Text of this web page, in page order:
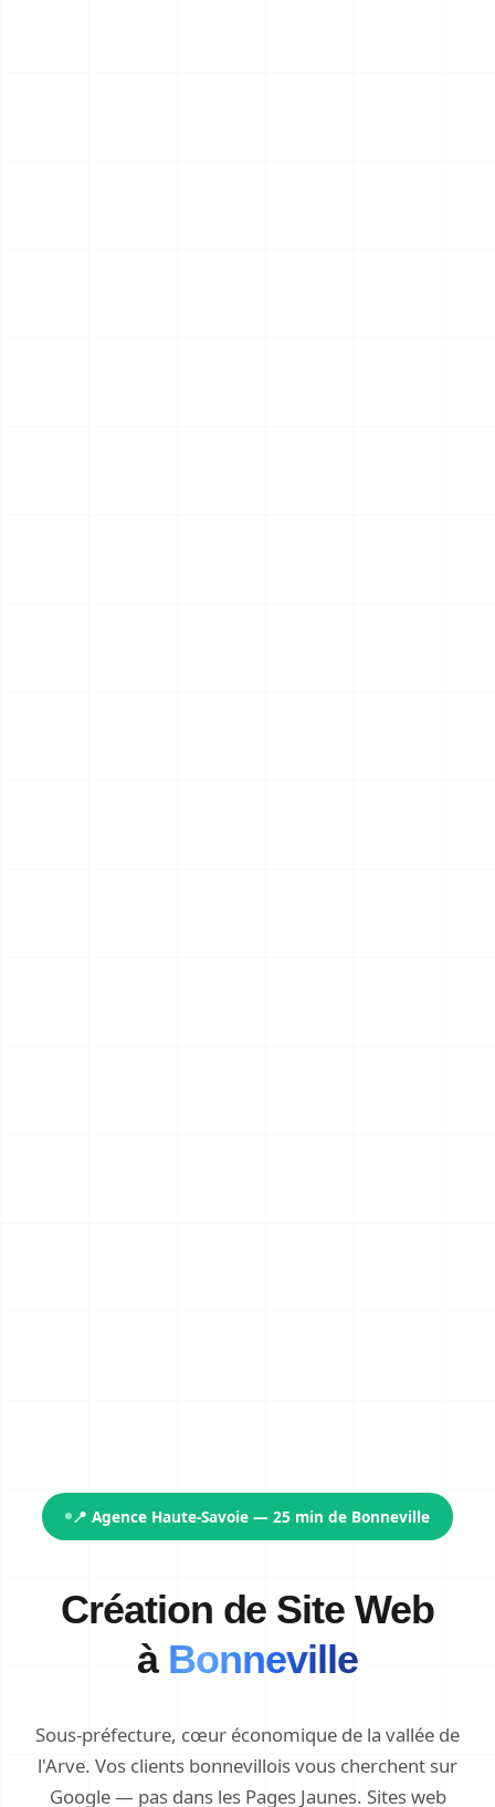
📍 Agence Haute-Savoie — 25 min de Bonneville
Création de Site Web
à Bonneville
Sous-préfecture, cœur économique de la vallée de
l'Arve. Vos clients bonnevillois vous cherchent sur
Google — pas dans les Pages Jaunes. Sites web